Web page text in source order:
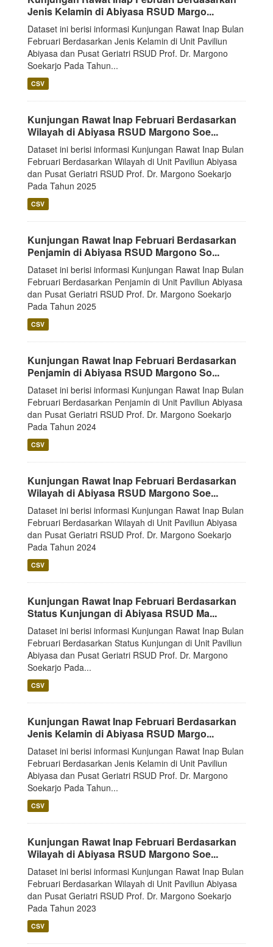
Jenis Kelamin di Abiyasa RSUD Margo...
Dataset ini berisi informasi Kunjungan Rawat Inap Bulan
Februari Berdasarkan Jenis Kelamin di Unit Paviliun
Abiyasa dan Pusat Geriatri RSUD Prof. Dr. Margono
Soekarjo Pada Tahun...
CSV
Kunjungan Rawat Inap Februari Berdasarkan
Wilayah di Abiyasa RSUD Margono Soe...
Dataset ini berisi informasi Kunjungan Rawat Inap Bulan
Februari Berdasarkan Wilayah di Unit Paviliun Abiyasa
dan Pusat Geriatri RSUD Prof. Dr. Margono Soekarjo
Pada Tahun 2025
CSV
Kunjungan Rawat Inap Februari Berdasarkan
Penjamin di Abiyasa RSUD Margono So...
Dataset ini berisi informasi Kunjungan Rawat Inap Bulan
Februari Berdasarkan Penjamin di Unit Paviliun Abiyasa
dan Pusat Geriatri RSUD Prof. Dr. Margono Soekarjo
Pada Tahun 2025
CSV
Kunjungan Rawat Inap Februari Berdasarkan
Penjamin di Abiyasa RSUD Margono So...
Dataset ini berisi informasi Kunjungan Rawat Inap Bulan
Februari Berdasarkan Penjamin di Unit Paviliun Abiyasa
dan Pusat Geriatri RSUD Prof. Dr. Margono Soekarjo
Pada Tahun 2024
CSV
Kunjungan Rawat Inap Februari Berdasarkan
Wilayah di Abiyasa RSUD Margono Soe...
Dataset ini berisi informasi Kunjungan Rawat Inap Bulan
Februari Berdasarkan Wilayah di Unit Paviliun Abiyasa
dan Pusat Geriatri RSUD Prof. Dr. Margono Soekarjo
Pada Tahun 2024
CSV
Kunjungan Rawat Inap Februari Berdasarkan
Status Kunjungan di Abiyasa RSUD Ma...
Dataset ini berisi informasi Kunjungan Rawat Inap Bulan
Februari Berdasarkan Status Kunjungan di Unit Paviliun
Abiyasa dan Pusat Geriatri RSUD Prof. Dr. Margono
Soekarjo Pada...
CSV
Kunjungan Rawat Inap Februari Berdasarkan
Jenis Kelamin di Abiyasa RSUD Margo...
Dataset ini berisi informasi Kunjungan Rawat Inap Bulan
Februari Berdasarkan Jenis Kelamin di Unit Paviliun
Abiyasa dan Pusat Geriatri RSUD Prof. Dr. Margono
Soekarjo Pada Tahun...
CSV
Kunjungan Rawat Inap Februari Berdasarkan
Wilayah di Abiyasa RSUD Margono Soe...
Dataset ini berisi informasi Kunjungan Rawat Inap Bulan
Februari Berdasarkan Wilayah di Unit Paviliun Abiyasa
dan Pusat Geriatri RSUD Prof. Dr. Margono Soekarjo
Pada Tahun 2023
CSV